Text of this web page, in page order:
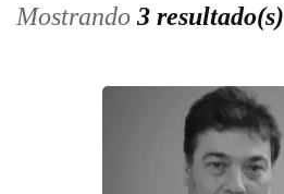
Mostrando 3 resultado(s)